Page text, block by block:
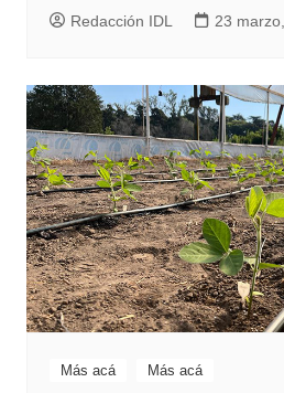
Redacción IDL 23
Más acá Más acá